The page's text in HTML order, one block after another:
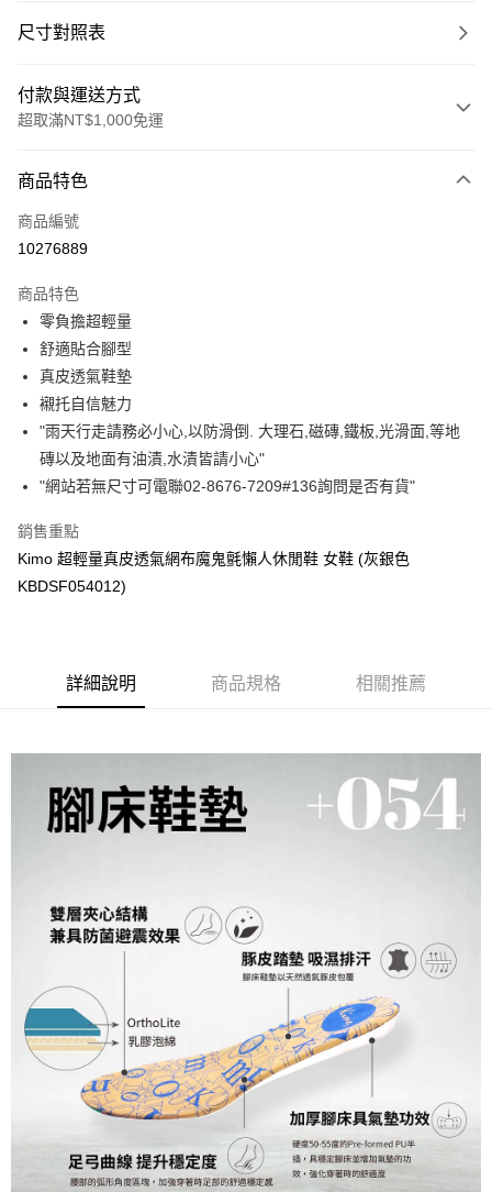
尺寸對照表
付款與運送方式
超取滿NT$1,000免運
信用卡一次付款
信用卡分期付款
合作金庫商業銀行
華南商業銀行
上海商業儲蓄銀行
國泰世華商業銀行
臺灣中小企業銀行
匯豐（台灣）商業銀行
華泰商業銀行
聯邦商業銀行
遠東國際商業銀行
元大商業銀行
玉山商業銀行
星展（台灣）商業銀行
台灣樂天信用卡公司
超商取貨付款
LINE Pay
Apple Pay
街口支付
AFTEE先享後付
相關說明
２．便利：只要手機號碼，簡訊認證，即可結帳。
３．安心：先確認商品／服務後，再付款。
結帳頁面，進行簡訊認證並確認金額後，即可完成結帳。
２．訂單成立數日內，您將收到繳費通知簡訊。
３．收到繳費通知簡訊後14天內，點擊此簡訊中的連結，可透過四大超商／
後付繳納相關費用。
※ 交易是否成功請以「AFTEE先享後付 」之結帳頁面顯示為準，若有關於
是否繳費成功／繳費後需取消欲退款等相關疑問，請聯繫「AFTEE先享後付
https://netprotections.freshdesk.com/support/home
【注意事項】
１．透過由恩沛科技股份有限公司提供之「AFTEE先享後付」服務完成之交
易，需依本服務之必要範圍內提供個人資料，並將交易相關給付款項請求債
權轉讓予恩沛科技股份有限公司。
２．關於個人資料處理事宜，請瀏覽以下網址：
https://aftee.tw/terms/#terms3
３．未成年的使用者請事先徵得法定代理人或監護人之同意方可使用
「AFTEE先享後付」，若未經同意申辦者引起之損失，本公司不負相關責
４．使用「AFTEE先享後付」時，將依據個別帳號之用戶狀況，依本公司即
全家取貨付款
每筆NT$60，滿NT$1,000(含以上)免運費
7-11取貨付款
每筆NT$90，滿NT$1,000(含以上)免運費
每筆NT$60，滿NT$1,000(含以上)免運費
國家/地區配送
商品特色
商品編號
10276889
商品特色
零負擔超輕量
舒適貼合腳型
真皮透氣鞋墊
襯托自信魅力
"雨天行走請務必小心,以防滑倒. 大理石,磁磚,鐵板,光滑面,等地
磚以及地面有油漬,水漬皆請小心"
"網站若無尺寸可電聯02-8676-7209#136詢問是否有貨"
銷售重點
Kimo 超輕量真皮透氣網布魔鬼氈懶人休閒鞋 女鞋 (灰銀色
KBDSF054012)
詳細說明 商品規格 相關推薦